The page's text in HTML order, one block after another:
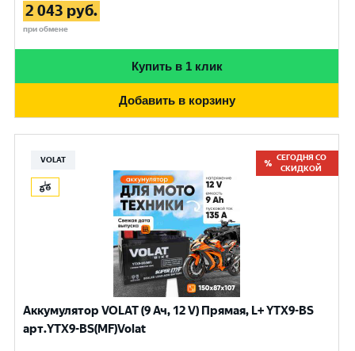
2 043 руб.
при обмене
Купить в 1 клик
Добавить в корзину
VOLAT
СЕГОДНЯ СО
СКИДКОЙ
Аккумулятор VOLAT (9 Ач, 12 V) Прямая, L+ YTX9-BS
арт.YTX9-BS(MF)Volat